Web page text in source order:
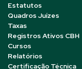
Estatutos
Quadros Juízes
Taxas
Registros Ativos CBH
Cursos
Relatórios
Certificação Técnica